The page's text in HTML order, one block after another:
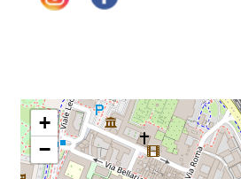
+
−